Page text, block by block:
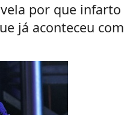
por que infarto
já aconteceu com